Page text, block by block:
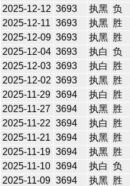
2025-12-12 3693 执黑 负
2025-12-11 3693 执黑 胜
2025-12-09 3693 执黑 胜
2025-12-04 3693 执白 负
2025-12-03 3693 执白 胜
2025-12-02 3693 执黑 胜
2025-11-29 3694 执白 胜
2025-11-27 3694 执黑 胜
2025-11-22 3694 执白 胜
2025-11-21 3694 执黑 胜
2025-11-19 3694 执黑 胜
2025-11-10 3694 执白 负
2025-11-09 3694 执黑 胜